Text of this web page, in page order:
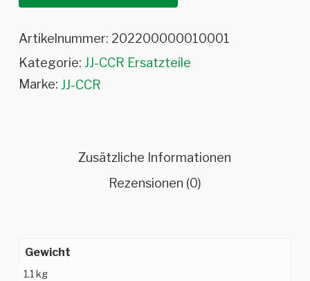
Artikelnummer: 202200000010001
Kategorie: JJ-CCR Ersatzteile
Marke: JJ-CCR
Zusätzliche Informationen
Rezensionen (0)
Gewicht
1.1 kg